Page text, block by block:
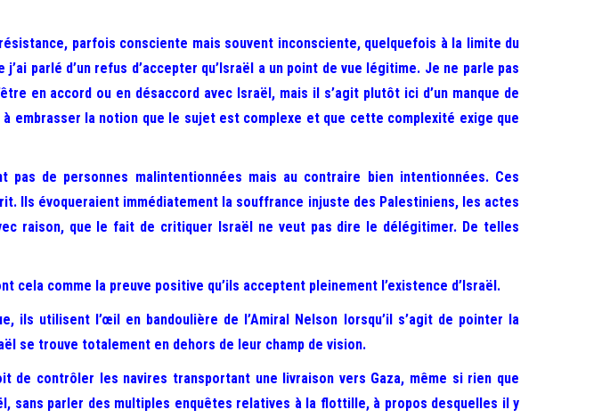
parfois consciente mais souvent inconsciente, quelquefois à la limite du
parlé d’un refus d’accepter qu’Israël a un point de vue légitime. Je ne parle pas
en accord ou en désaccord avec Israël, mais il s’agit plutôt ici d’un manque de
embrasser la notion que le sujet est complexe et que cette complexité exige que
de personnes malintentionnées mais au contraire bien intentionnées. Ces
Ils évoqueraient immédiatement la souffrance injuste des Palestiniens, les actes
raison, que le fait de critiquer Israël ne veut pas dire le délégitimer. De telles
cela comme la preuve positive qu’ils acceptent pleinement l’existence d’Israël.
utilisent l’œil en bandoulière de l’Amiral Nelson lorsqu’il s’agit de pointer la
se trouve totalement en dehors de leur champ de vision.
de contrôler les navires transportant une livraison vers Gaza, même si rien que
parler des multiples enquêtes relatives à la flottille, à propos desquelles il y